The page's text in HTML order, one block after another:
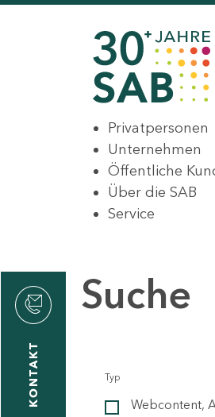
Privatpersonen
Unternehmen
Öffentliche
Über die SAB
Service
KONTAKT
Suche
Typ
Webcontent,